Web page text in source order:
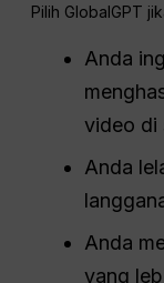
Pilih GlobalGPT
Anda
video di
Anda
Anda
yang